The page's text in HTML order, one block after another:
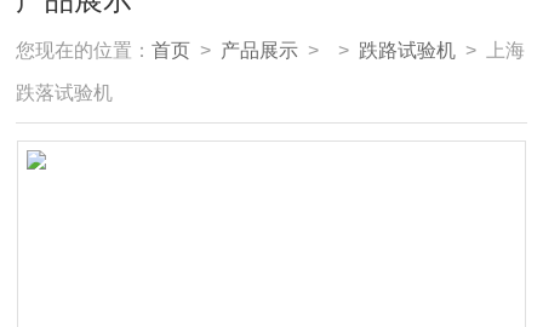
您现在的位置：首页 > 产品展示 > > 跌路试验机 > 上海
跌落试验机